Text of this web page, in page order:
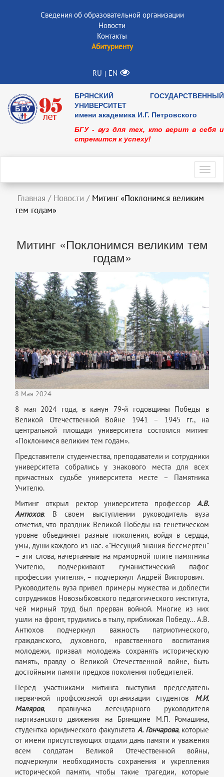
Сведения об образовательной организации
Новости
Контакты
Абитуриенту
RU | EN
БРЯНСКИЙ ГОСУДАРСТВЕННЫЙ
УНИВЕРСИТЕТ
имени академика И.Г. Петровского
БГУ - вуз для тех, кто верит в себя и
стремится к успеху!
Главная / Новости / Митинг «Поклонимся великим
тем годам»
Митинг «Поклонимся великим тем
годам»
8 Мая 2024
8 мая 2024 года, в канун 79-й годовщины Победы в
Великой Отечественной Войне 1941 – 1945 гг., на
центральной площади университета состоялся митинг
«Поклонимся великим тем годам».
Представители студенчества, преподаватели и сотрудники
университета собрались у знакового места для всех
причастных судьбе университета месте – Памятника
Учителю.
Митинг открыл ректор университета профессор А.В.
Антюхов. В своем выступлении руководитель вуза
отметил, что праздник Великой Победы на генетическом
уровне объединяет разные поколения, войдя в сердца,
умы, души каждого из нас. «”Несущий знания бессмертен”
– эти слова, начертанные на мраморной плите памятника
Учителю, подчеркивают гуманистический пафос
профессии учителя», – подчеркнул Андрей Викторович.
Руководитель вуза привел примеры мужества и доблести
сотрудников Новозыбковского педагогического института,
чей мирный труд был прерван войной. Многие из них
ушли на фронт, трудились в тылу, приближая Победу... А.В.
Антюхов подчеркнул важность патриотического,
гражданского, духовного, нравственного воспитания
молодежи, призвал молодежь сохранять историческую
память, правду о Великой Отечественной войне, быть
достойными памяти предков поколения победителей.
Перед участниками митинга выступил председатель
первичной профсоюзной организации студентов М.И.
Маляров, правнучка легендарного руководителя
партизанского движения на Брянщине М.П. Ромашина,
студентка юридического факультета А. Гончарова, которые
от имени присутствующих отдали дань памяти и уважения
всем солдатам Великой Отечественной войны,
подчеркнули необходимость сохранения и укрепления
исторической памяти, чтобы такие трагедии, которые